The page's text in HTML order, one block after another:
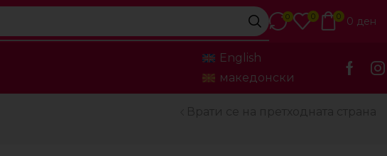
0 0 0 0 ден
English
македонски